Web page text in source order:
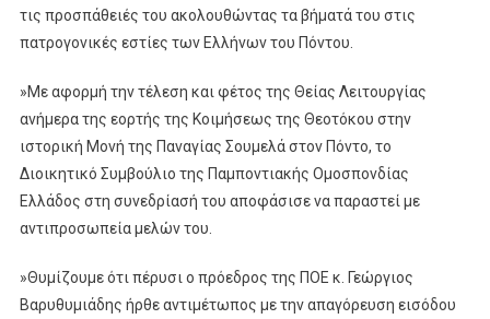
τις προσπάθειές του ακολουθώντας τα βήματά του στις
πατρογονικές εστίες των Ελλήνων του Πόντου.
»Με αφορμή την τέλεση και φέτος της Θείας Λειτουργίας
ανήμερα της εορτής της Κοιμήσεως της Θεοτόκου στην
ιστορική Μονή της Παναγίας Σουμελά στον Πόντο, το
Διοικητικό Συμβούλιο της Παμποντιακής Ομοσπονδίας
Ελλάδος στη συνεδρίασή του αποφάσισε να παραστεί με
αντιπροσωπεία μελών του.
»Θυμίζουμε ότι πέρυσι ο πρόεδρος της ΠΟΕ κ. Γεώργιος
Βαρυθυμιάδης ήρθε αντιμέτωπος με την απαγόρευση εισόδου